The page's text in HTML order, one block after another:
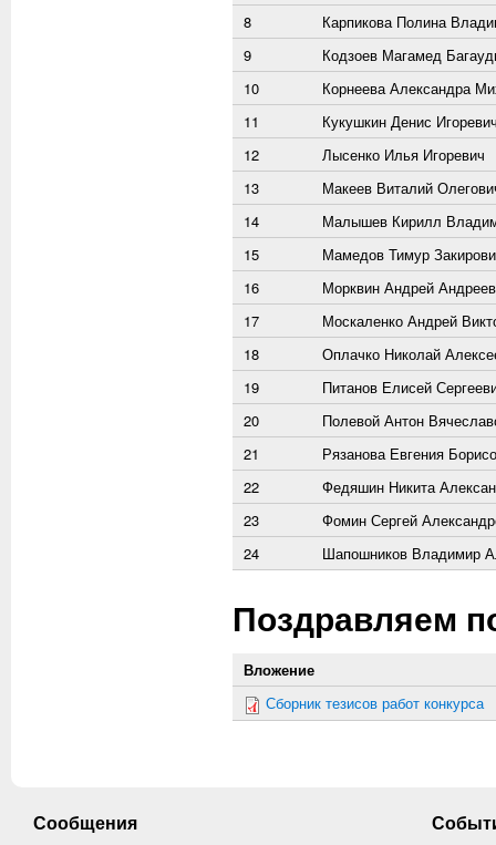
8
Карпикова Полина
9
Кодзоев Магамед
10
Корнеева Александра
11
Кукушкин Денис
12
Лысенко Илья Игоревич
13
Макеев Виталий
14
Малышев Кирилл
15
Мамедов Тимур
16
Морквин Андрей
17
Москаленко Андрей
18
Оплачко Николай
19
Питанов Елисей
20
Полевой Антон
21
Рязанова Евгения
22
Федяшин Никита
23
Фомин Сергей
24
Шапошников Владимир
Поздравляем
Вложение
Сборник тезисов работ конкурса
Сообщения